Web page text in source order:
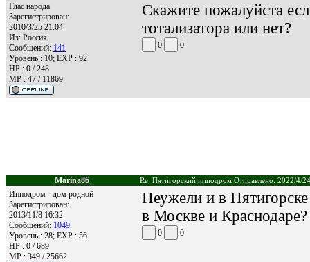
Глас народа
Зарегистрирован:
2010/3/25 21:04
Из: Россия
Сообщений: 141
Уровень : 10; EXP : 92
HP : 0 / 248
MP : 47 / 11869
Скажите пожалуйста
тотализатора или нет?
0 0
Marina86 Re: Пятигорский ипподром Отправлено: 2022/4/
Ипподром - дом родной
Зарегистрирован:
2013/11/8 16:32
Сообщений: 1049
Уровень : 28; EXP : 56
HP : 0 / 689
MP : 349 / 25662
Неужели и в Пятигорске
в Москве и
0 0